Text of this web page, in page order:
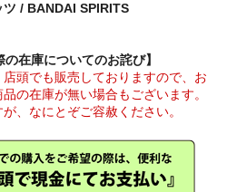
/ BANDAI SPIRITS
在庫についてのお詫び】
頭でも販売しておりますので、お
の在庫が無い場合もございます。
、なにとぞご容赦ください。